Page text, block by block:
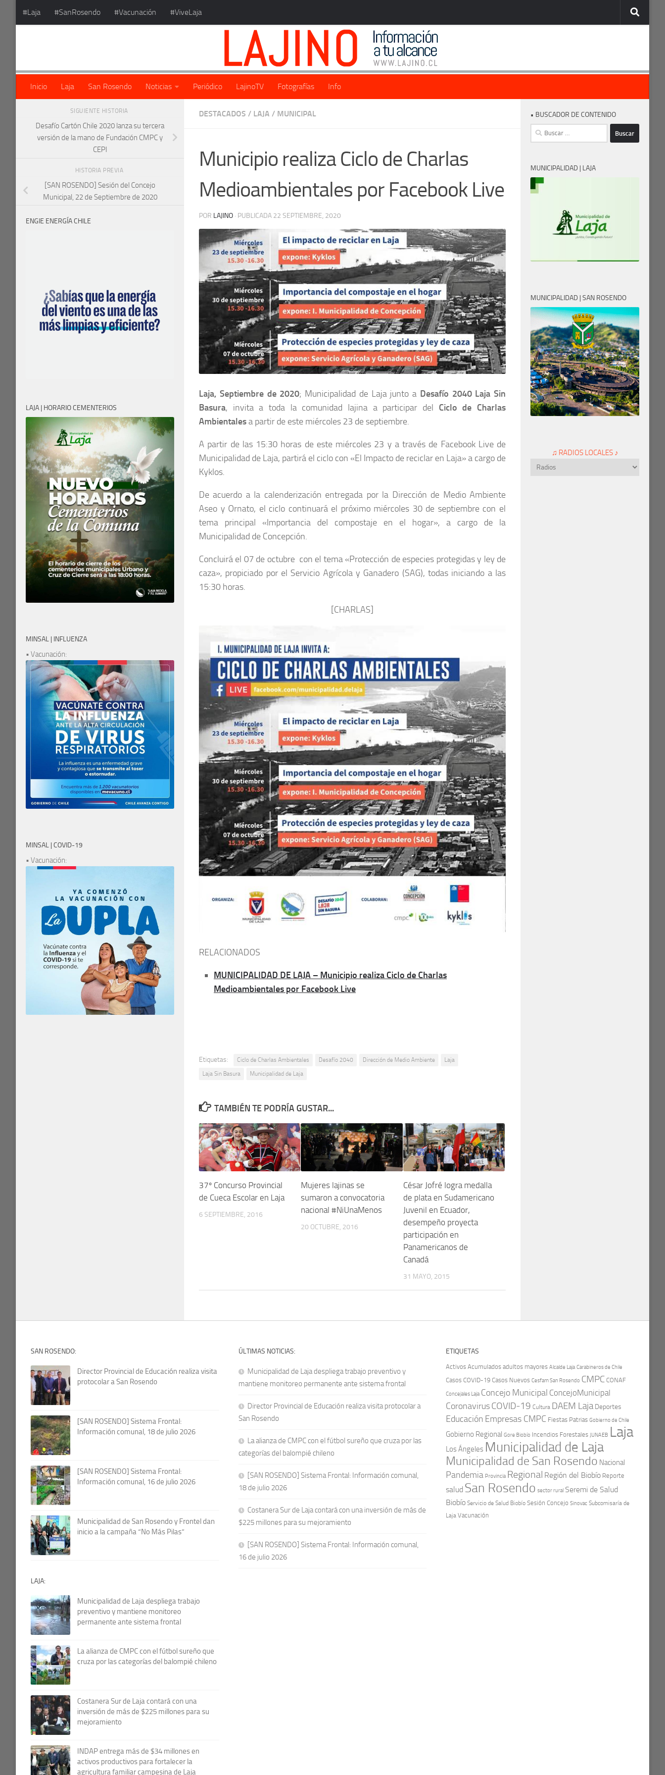
Saltar al contenido
#Laja #SanRosendo #Vacunación #ViveLaja
Inicio Laja San Rosendo Noticias Periódico LajinoTV Fotografías Info
DESTACADOS / LAJA / MUNICIPAL
Municipio realiza Ciclo de Charlas
Medioambientales por Facebook Live
POR LAJINO · PUBLICADA 22 SEPTIEMBRE, 2020
Laja, Septiembre de 2020; Municipalidad de Laja junto a Desafío 2040 Laja Sin
Basura, invita a toda la comunidad lajina a participar del Ciclo de Charlas
Ambientalesa partir de este miércoles 23 de septiembre.
A partir de las 15:30 horas de este miércoles 23 y a través de Facebook Live de
Municipalidad de Laja, partirá el ciclo con «El Impacto de reciclar en Laja» a cargo de
Kyklos.
De acuerdo a la calenderización entregada por la Dirección de Medio Ambiente
Aseo y Ornato, el ciclo continuará el próximo miércoles 30 de septiembre con el
tema principal «Importancia del compostaje en el hogar», a cargo de la
Municipalidad de Concepción.
Concluirá el 07 de octubre con el tema «Protección de especies protegidas y ley de
caza», propiciado por el Servicio Agrícola y Ganadero (SAG), todas iniciando a las
15:30 horas.
[CHARLAS]
RELACIONADOS
MUNICIPALIDAD DE LAJA – Municipio realiza Ciclo de Charlas
Medioambientales por Facebook Live
Etiquetas: Ciclo de Charlas Ambientales Desafío 2040 Dirección de Medio Ambiente
Laja
Laja Sin Basura
Municipalidad de Laja
TAMBIÉN TE PODRÍA GUSTAR...
37º Concurso Provincial
de Cueca Escolar en Laja
6 SEPTIEMBRE, 2016
Mujeres lajinas se
sumaron a convocatoria
nacional #NiUnaMenos
20 OCTUBRE, 2016
César Jofré logra medalla
de plata en Sudamericano
Juvenil en Ecuador,
desempeño proyecta
participación en
Panamericanos de
Canadá
31 MAYO, 2015
SIGUIENTE HISTORIA
Desafío Cartón Chile 2020 lanza su tercera
versión de la mano de Fundación CMPC y
CEPI
HISTORIA PREVIA
[SAN ROSENDO] Sesión del Concejo
Municipal, 22 de Septiembre de 2020
ENGIE ENERGÍA CHILE
LAJA | HORARIO CEMENTERIOS
MINSAL | INFLUENZA
• Vacunación:
MINSAL | COVID-19
• Vacunación:
• BUSCADOR DE CONTENIDO
Buscar:
MUNICIPALIDAD | LAJA
MUNICIPALIDAD | SAN ROSENDO
♫ RADIOS LOCALES ♪
SAN ROSENDO:
Director Provincial de Educación realiza visita
protocolar a San Rosendo
[SAN ROSENDO] Sistema Frontal:
Información comunal, 18 de julio 2026
[SAN ROSENDO] Sistema Frontal:
Información comunal, 16 de julio 2026
Municipalidad de San Rosendo y Frontel dan
inicio a la campaña “No Más Pilas”
LAJA:
Municipalidad de Laja despliega trabajo
preventivo y mantiene monitoreo
permanente ante sistema frontal
La alianza de CMPC con el fútbol sureño que
cruza por las categorías del balompié chileno
Costanera Sur de Laja contará con una
inversión de más de $225 millones para su
mejoramiento
INDAP entrega más de $34 millones en
activos productivos para fortalecer la
agricultura familiar campesina de Laja
ÚLTIMAS NOTICIAS:
Municipalidad de Laja despliega trabajo preventivo y
mantiene monitoreo permanente ante sistema frontal
Director Provincial de Educación realiza visita protocolar a
San Rosendo
La alianza de CMPC con el fútbol sureño que cruza por las
categorías del balompié chileno
[SAN ROSENDO] Sistema Frontal: Información comunal,
18 de julio 2026
Costanera Sur de Laja contará con una inversión de más de
$225 millones para su mejoramiento
[SAN ROSENDO] Sistema Frontal: Información comunal,
16 de julio 2026
ETIQUETAS
Activos Acumulados adultos mayores Alcalde Laja Carabineros de Chile
Casos COVID-19 Casos Nuevos Cesfam San Rosendo CMPC CONAF
Concejales Laja Concejo Municipal ConcejoMunicipal
CoronavirusCOVID-19 Cultura DAEM Laja Deportes
Educación Empresas CMPC Fiestas Patrias Gobierno de Chile
Gobierno Regional Gore Biobío Incendios Forestales JUNAEB Laja
Los Ángeles Municipalidad de Laja
Municipalidad de San Rosendo Nacional
Pandemia Provincia Regional Región del Biobío Reporte
salud San Rosendo sector rural Seremi de Salud
Biobío Servicio de Salud Biobío Sesión Concejo Sinovac Subcomisaría de
Laja Vacunación